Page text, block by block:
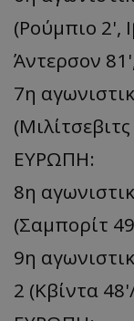
(Ρούμπιο 2',
Άντερσον
7η
ΕΥΡΩΠΗ:
8η
(Σαμπορίτ
9η
2 (Κβίντα